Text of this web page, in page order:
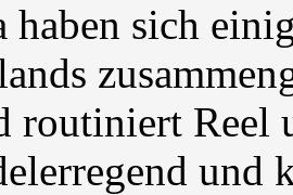
haben sich
routiniert Reel
und